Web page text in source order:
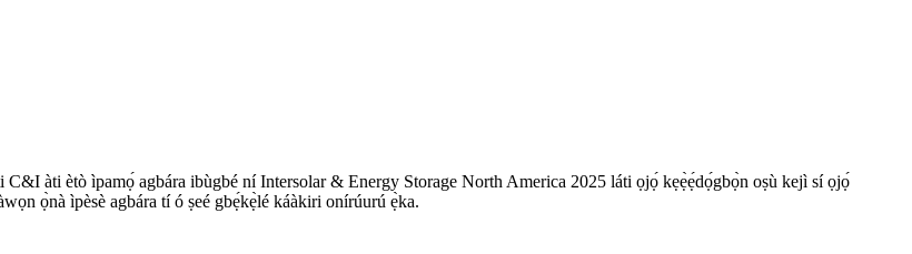
àti ètò ìpamọ́ agbára ibùgbé ní Intersolar & Energy Storage North America 2025 láti ọjọ́ kẹẹ̀ẹ́dọ́gbọ̀n oṣù kejì sí ọjọ́
ọ̀nà ìpèsè agbára tí ó ṣeé gbẹ́kẹ̀lé káàkiri onírúurú ẹ̀ka.